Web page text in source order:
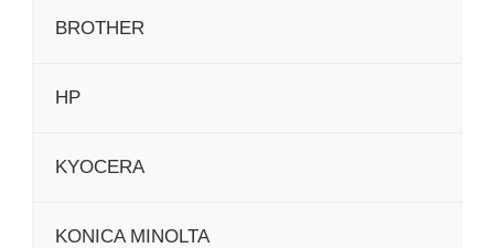
BROTHER
HP
KYOCERA
KONICA MINOLTA